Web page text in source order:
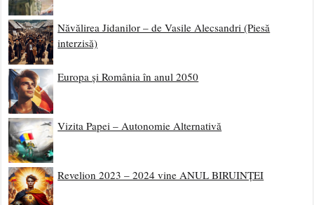
Năvălirea Jidanilor – de Vasile Alecsandri (Piesă
interzisă)
Europa și România în anul 2050
Vizita Papei – Autonomie Alternativă
Revelion 2023 – 2024 vine ANUL BIRUINȚEI